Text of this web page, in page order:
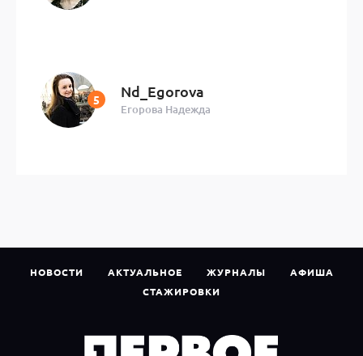
Nd_Egorova
Егорова Надежда
НОВОСТИ АКТУАЛЬНОЕ ЖУРНАЛЫ
АФИША
СТАЖИРОВКИ